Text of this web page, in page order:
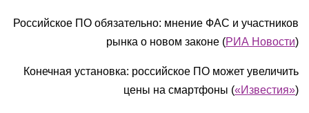
Российское ПО обязательно: мнение ФАС и участников
рынка о новом законе (РИА Новости)
Конечная установка: российское ПО может увеличить
цены на смартфоны («Известия»)